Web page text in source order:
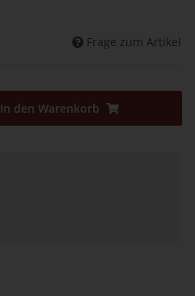
Frage zum Artikel
In den Warenkorb